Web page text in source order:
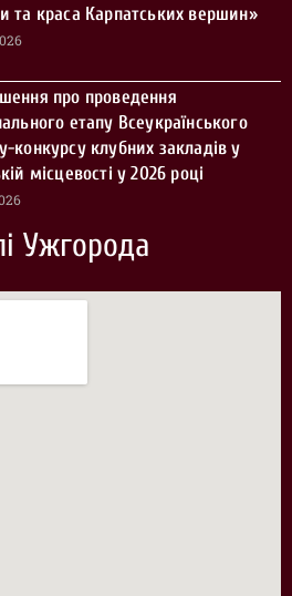
та краса Карпатських вершин»
про проведення
етапу Всеукраїнського
конкурсу клубних закладів у
місцевості у 2026 році
Ужгорода